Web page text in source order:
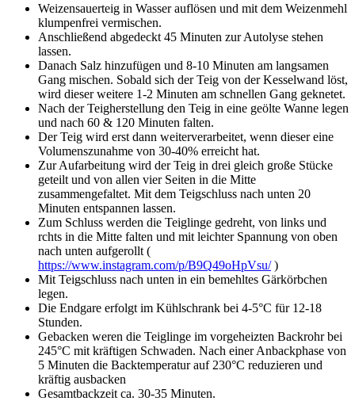
Weizensauerteig in Wasser auflösen und mit dem Weizenmehl
klumpenfrei vermischen.
Anschließend abgedeckt 45 Minuten zur Autolyse stehen
lassen.
Danach Salz hinzufügen und 8-10 Minuten am langsamen
Gang mischen. Sobald sich der Teig von der Kesselwand löst,
wird dieser weitere 1-2 Minuten am schnellen Gang geknetet.
Nach der Teigherstellung den Teig in eine geölte Wanne legen
und nach 60 & 120 Minuten falten.
Der Teig wird erst dann weiterverarbeitet, wenn dieser eine
Volumenszunahme von 30-40% erreicht hat.
Zur Aufarbeitung wird der Teig in drei gleich große Stücke
geteilt und von allen vier Seiten in die Mitte
zusammengefaltet. Mit dem Teigschluss nach unten 20
Minuten entspannen lassen.
Zum Schluss werden die Teiglinge gedreht, von links und
rchts in die Mitte falten und mit leichter Spannung von oben
nach unten aufgerollt (
https://www.instagram.com/p/B9Q49oHpVsu/)
Mit Teigschluss nach unten in ein bemehltes Gärkörbchen
legen.
Die Endgare erfolgt im Kühlschrank bei 4-5°C für 12-18
Stunden.
Gebacken weren die Teiglinge im vorgeheizten Backrohr bei
245°C mit kräftigen Schwaden. Nach einer Anbackphase von
5 Minuten die Backtemperatur auf 230°C reduzieren und
kräftig ausbacken
Gesamtbackzeit ca. 30-35 Minuten.